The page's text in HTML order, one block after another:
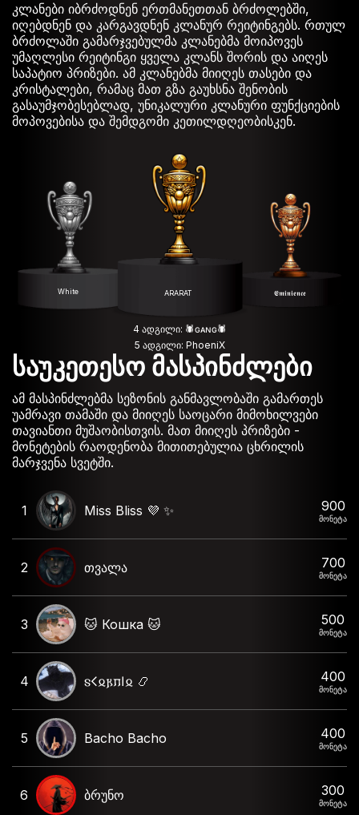
კლანები იბრძოდნენ ერთმანეთთან ბრძოლებში,
იღებდნენ და კარგავდნენ კლანურ რეიტინგებს. რთულ
ბრძოლაში გამარჯვებულმა კლანებმა მოიპოვეს
უმაღლესი რეიტინგი ყველა კლანს შორის და აიღეს
საპატიო პრიზები. ამ კლანებმა მიიღეს თასები და
კრისტალები, რამაც მათ გზა გაუხსნა შენობის
გასაუმჯობესებლად, უნიკალური კლანური ფუნქციების
მოპოვებისა და შემდგომი კეთილდღეობისკენ.
ARARAT
White 𝕰𝖒𝖎𝖓𝖎𝖊𝖓𝖈𝖊
4 ადგილი: 🕷️ɢᴀɴɢ🕷️
5 ადგილი: PhoeniX
საუკეთესო მასპინძლები
ამ მასპინძლებმა სეზონის განმავლობაში გამართეს
უამრავი თამაში და მიიღეს საოცარი მიმოხილვები
თავიანთი მუშაობისთვის. მათ მიიღეს პრიზები -
მონეტების რაოდენობა მითითებულია ცხრილის
მარჯვენა სვეტში.
1 Miss Bliss 💜 ✨️ 900
მონეტა
2 თვალა 700
მონეტა
3 🐱 Кошка 🐱 500
მონეტა
4 𐍃𐌂𐍉𐍂𐍀𐌉𐍉 📿 400
მონეტა
5 Bacho Bacho 400
მონეტა
6 ბრუნო 300
მონეტა